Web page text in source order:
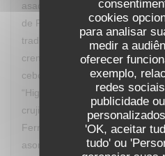
cookies
para analisar
medir a
oferecer
exemplo,
redes
publicidade
'OK, aceitar
tudo' ou
asados con caldo yodado,
de Paimpol” una particular
tradicional aplicado a las
cremoso de gorgonzola,
cebolla roja y nueces tostadas,
“Higos asados al vino tinto
crujiente de pistacho". El
Ferran de Pessac Léognan Con
asomándose, con discreción,